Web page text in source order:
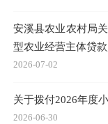
安溪县农业农村局
型农业经营主体贷
2026-07-02
关于拨付2026年度
2026-06-30